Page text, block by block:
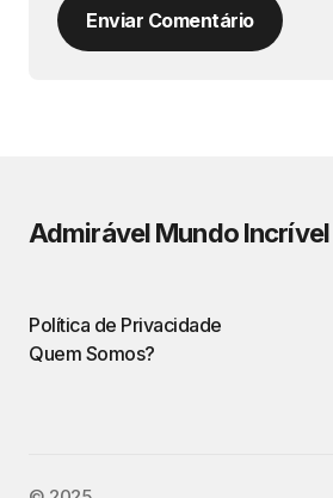
Enviar Comentário
Admirável Mundo Incrível
Política de Privacidade
Quem Somos?